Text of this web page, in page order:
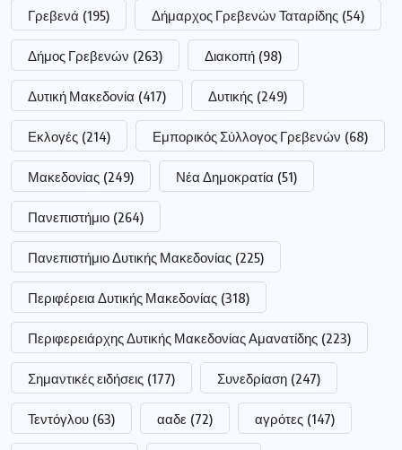
Γρεβενά (195) Δήμαρχος Γρεβενών Ταταρίδης (54)
Δήμος Γρεβενών (263) Διακοπή (98)
Δυτική Μακεδονία (417) Δυτικής (249)
Εκλογές (214) Εμπορικός Σύλλογος Γρεβενών (68)
Μακεδονίας (249) Νέα Δημοκρατία (51)
Πανεπιστήμιο (264)
Πανεπιστήμιο Δυτικής Μακεδονίας (225)
Περιφέρεια Δυτικής Μακεδονίας (318)
Περιφερειάρχης Δυτικής Μακεδονίας Αμανατίδης (223)
Σημαντικές ειδήσεις (177) Συνεδρίαση (247)
Τεντόγλου (63) ααδε (72) αγρότες (147)